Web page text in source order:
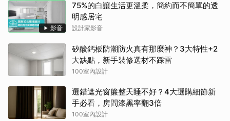
影音
75%的白讓生活更溫柔，簡約而不簡單的透
明感居宅
設計家影音
矽酸鈣板防潮防火真有那麼神？3大特性+2
大缺點，新手裝修選材不踩雷
100室內設計
選錯遮光窗簾整天睡不好？4大選購細節新
手必看，房間漆黑率翻3倍
100室內設計